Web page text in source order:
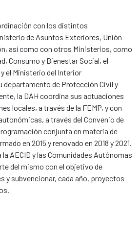
con los distintos
de Asuntos Exteriores, Unión
así como con otros Ministerios, como
Consumo y Bienestar Social, el
el Ministerio del Interior
departamento de Protección Civil y
la DAH coordina sus actuaciones
locales, a través de la FEMP, y con
a través del Convenio de
conjunta en materia de
en 2015 y renovado en 2018 y 2021.
AECID y las Comunidades Autónomas
del mismo con el objetivo de
y subvencionar, cada año, proyectos